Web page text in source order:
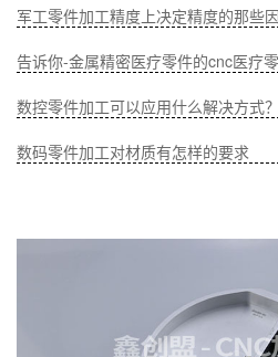
军工零件加工精度上决定精度的那些因
数控零件加工可以应用什么解决方式？
数码零件加工对材质有怎样的要求